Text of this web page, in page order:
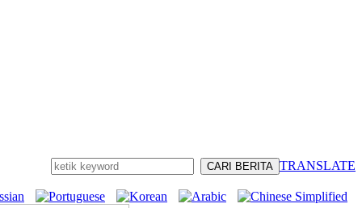
TRANSLATE